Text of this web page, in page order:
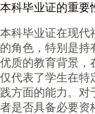
本科毕业证的重要
本科毕业证在现代
的角色，特别是持
优质的教育背景，
仅代表了学生在特
践方面的能力。对
者是否具备必要资